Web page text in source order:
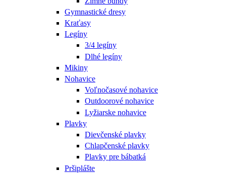
Gymnastické dresy
Kraťasy
Legíny
3/4 legíny
Dlhé legíny
Mikiny
Nohavice
Voľnočasové nohavice
Outdoorové nohavice
Lyžiarske nohavice
Plavky
Dievčenské plavky
Chlapčenské plavky
Plavky pre bábatká
Pršiplášte